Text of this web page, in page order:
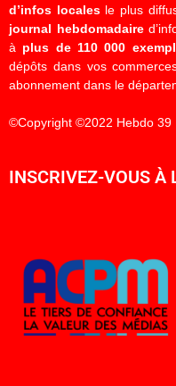
d’infos localesle plus
journal hebdomadaire
à plus de 110 000
dépôts dans vos
abonnement dans le
©Copyright ©2022 Hebdo 39
INSCRIVEZ-VOUS À